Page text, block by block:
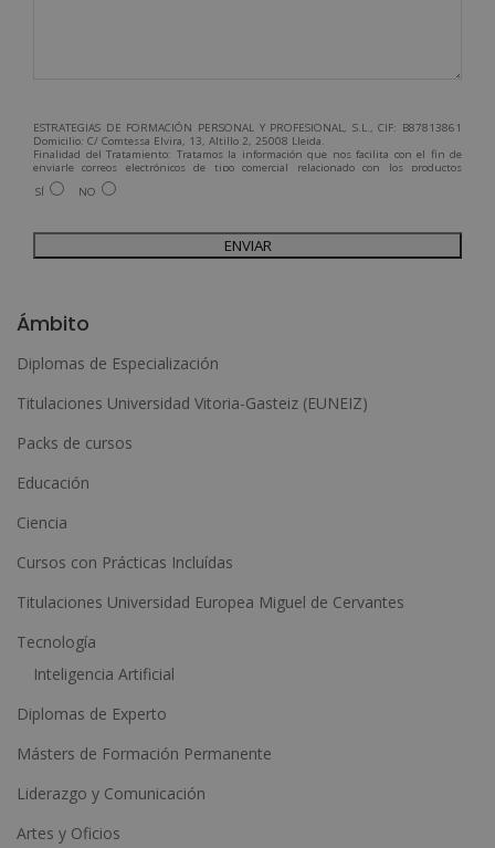
ESTRATEGIAS DE FORMACIÓN PERSONAL Y PROFESIONAL, S.L., CIF: B87813861
Domicilio: C/ Comtessa Elvira, 13, Altillo 2, 25008 Lleida.
Finalidad del Tratamiento: Tratamos la información que nos facilita con el fin de
enviarle correos electrónicos de tipo comercial relacionado con los productos
ofrecidos y otros tipo de productos que fueran de su interés.
Legitimación del tratamiento: Consentimiento del interesado.
Para más información consulte nuestra Política de Privacidad.
Desea recibir información comercial (vía telefónica y/o email):
SÍ NO
e
r
n
i
v
e
Ámbito
Diplomas de Especialización
Titulaciones Universidad Vitoria-Gasteiz (EUNEIZ)
Packs de cursos
Educación
Ciencia
Cursos con Prácticas Incluídas
Titulaciones Universidad Europea Miguel de Cervantes
Tecnología
Inteligencia Artificial
Diplomas de Experto
Másters de Formación Permanente
Liderazgo y Comunicación
Artes y Oficios